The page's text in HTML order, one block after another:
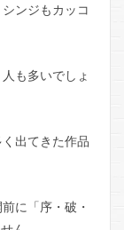
ンジもカッコ
も多いでしょ
出てきた作品
に「序・破・